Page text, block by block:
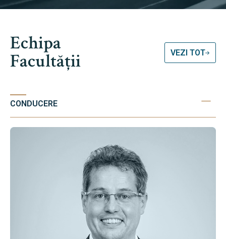
Echipa
Facultății VEZI TOT
CONDUCERE